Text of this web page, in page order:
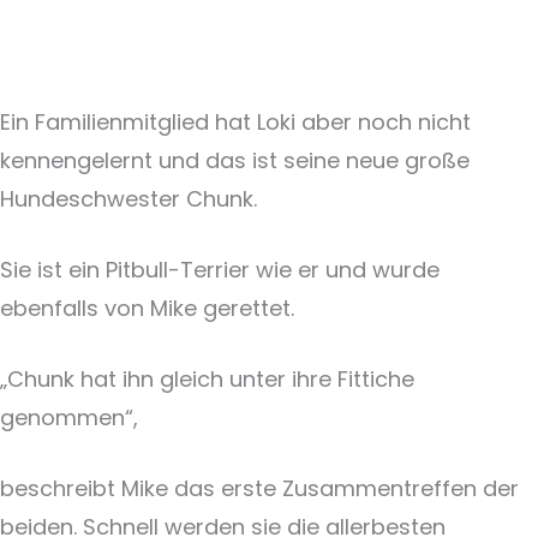
Ein Familienmitglied hat Loki aber noch nicht
kennengelernt und das ist seine neue große
Hundeschwester Chunk.
Sie ist ein Pitbull-Terrier wie er und wurde
ebenfalls von Mike gerettet.
„Chunk hat ihn gleich unter ihre Fittiche
genommen“,
beschreibt Mike das erste Zusammentreffen der
beiden. Schnell werden sie die allerbesten